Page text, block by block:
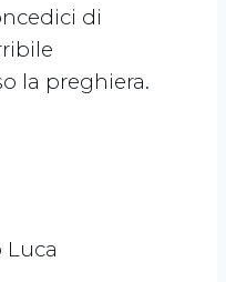
di
la preghiera.
Luca